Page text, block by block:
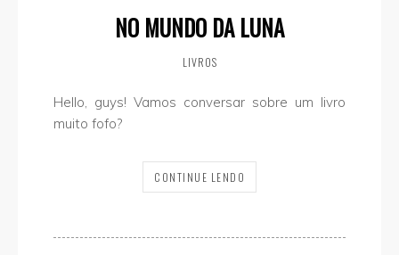
NO MUNDO DA LUNA
LIVROS
Hello, guys! Vamos conversar sobre um livro
muito fofo?
CONTINUE LENDO